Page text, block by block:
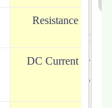
Resistance
DC Current